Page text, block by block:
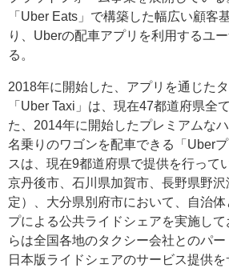
「Uber Eats」で構築した幅広い顧客
り、Uberの配車アプリを利用するユ
る。
2018年に開始した、アプリを通じた
「Uber Taxi」は、現在47都道府県全
た、2014年に開始したプレミアムな
名乗りのワゴンを配車できる「Uber
スは、現在9都道府県で提供を行って
京丹後市、石川県加賀市、長野県野
定）、大分県別府市において、自治
プによる公共ライドシェアを実施し
らは全国各地のタクシー会社とのパ
日本版ライドシェアのサービス提供を